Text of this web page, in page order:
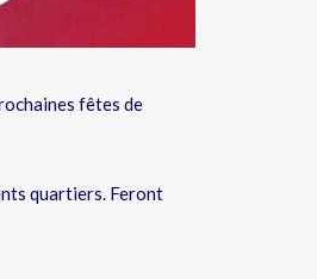
fêtes de
quartiers. Feront